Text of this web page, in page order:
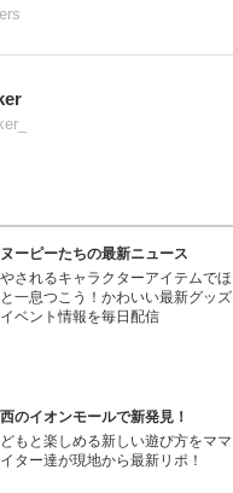
ーピーたちの最新ニュース
されるキャラクターアイテムでほ
一息つこう！かわいい最新グッズ
ベント情報を毎日配信
のイオンモールで新発見！
もと楽しめる新しい遊び方をママ
ター達が現地から最新リポ！